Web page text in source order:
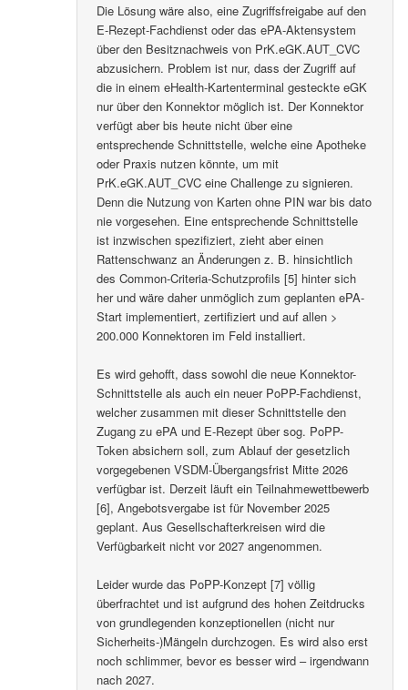
Die Lösung wäre also, eine Zugriffsfreigabe auf den
E-Rezept-Fachdienst oder das ePA-Aktensystem
über den Besitznachweis von PrK.eGK.AUT_CVC
abzusichern. Problem ist nur, dass der Zugriff auf
die in einem eHealth-Kartenterminal gesteckte eGK
nur über den Konnektor möglich ist. Der Konnektor
verfügt aber bis heute nicht über eine
entsprechende Schnittstelle, welche eine Apotheke
oder Praxis nutzen könnte, um mit
PrK.eGK.AUT_CVC eine Challenge zu signieren.
Denn die Nutzung von Karten ohne PIN war bis dato
nie vorgesehen. Eine entsprechende Schnittstelle
ist inzwischen spezifiziert, zieht aber einen
Rattenschwanz an Änderungen z. B. hinsichtlich
des Common-Criteria-Schutzprofils [5] hinter sich
her und wäre daher unmöglich zum geplanten ePA-
Start implementiert, zertifiziert und auf allen >
200.000 Konnektoren im Feld installiert.
Es wird gehofft, dass sowohl die neue Konnektor-
Schnittstelle als auch ein neuer PoPP-Fachdienst,
welcher zusammen mit dieser Schnittstelle den
Zugang zu ePA und E-Rezept über sog. PoPP-
Token absichern soll, zum Ablauf der gesetzlich
vorgegebenen VSDM-Übergangsfrist Mitte 2026
verfügbar ist. Derzeit läuft ein Teilnahmewettbewerb
[6], Angebotsvergabe ist für November 2025
geplant. Aus Gesellschafterkreisen wird die
Verfügbarkeit nicht vor 2027 angenommen.
Leider wurde das PoPP-Konzept [7] völlig
überfrachtet und ist aufgrund des hohen Zeitdrucks
von grundlegenden konzeptionellen (nicht nur
Sicherheits-)Mängeln durchzogen. Es wird also erst
noch schlimmer, bevor es besser wird – irgendwann
nach 2027.